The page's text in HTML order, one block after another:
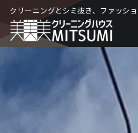
Skip
to
content
クリーニングとシミ抜き、ファッシ